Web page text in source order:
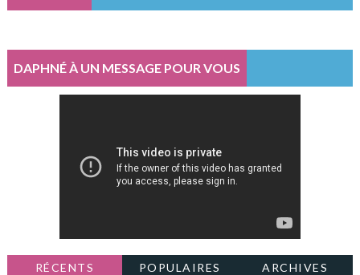
DAPHNÉ À UN MESSAGE POUR VOUS
RÉCENTS POPULAIRES ARCHIVES